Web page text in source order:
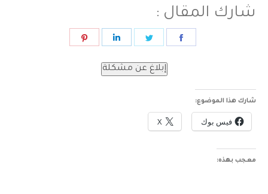
شارك المقال :
Facebook
Twitter
LinkedInإبلاغ عن مشكلة
شارك هذا الموضوع:
فيس بوك X
معجب بهذه: